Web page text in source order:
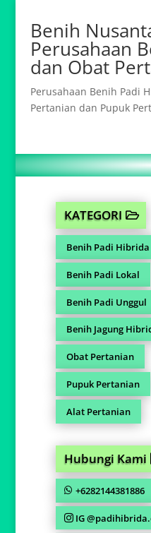
Benih
Perusahaan
dan Obat
Perusahaan Benih Padi
Pertanian dan Pupuk
KATEGORI
Benih Padi Hibrida
Benih Padi Lokal
Benih Padi Unggul
Benih Jagung
Obat Pertanian
Pupuk Pertanian
Alat Pertanian
Hubungi Kami
+6282144381886
IG